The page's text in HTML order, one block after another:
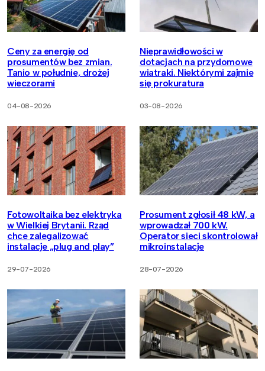
Ceny za energię od
prosumentów bez zmian.
Tanio w południe, drożej
wieczorami
04-08-2026
Nieprawidłowości w
dotacjach na przydomowe
wiatraki. Niektórymi zajmie
się prokuratura
03-08-2026
Fotowoltaika bez elektryka
w Wielkiej Brytanii. Rząd
chce zalegalizować
instalacje „plug and play”
29-07-2026
Prosument zgłosił 48 kW, a
wprowadzał 700 kW.
Operator sieci skontrolował
mikroinstalacje
28-07-2026